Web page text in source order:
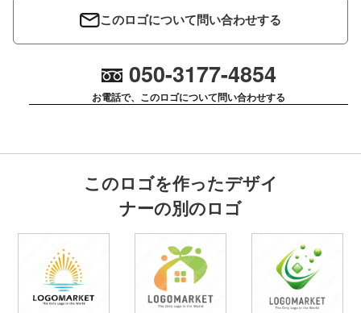
このロゴについて問い合わせする
050-3177-4854
お電話で、このロゴについて問い合わせする
このロゴを作ったデザイ
ナーの別のロゴ